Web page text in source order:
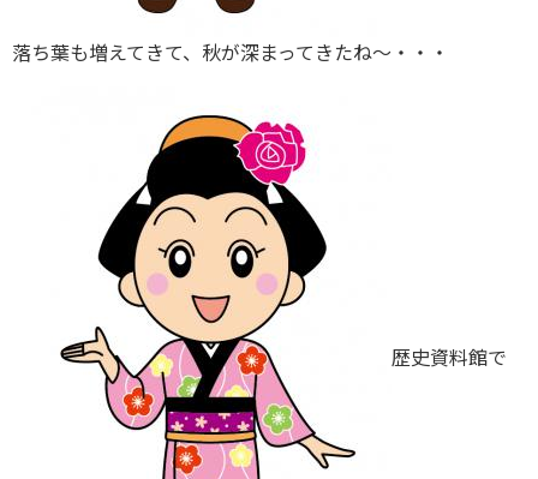
落ち葉も増えてきて、秋が深まってきたね～・・・
歴史資料館で